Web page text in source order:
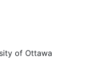
of Ottawa